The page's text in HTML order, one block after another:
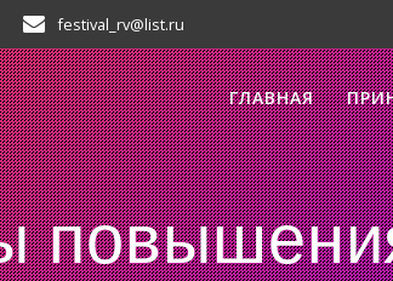
festival_rv@list.ru
ГЛАВНАЯ